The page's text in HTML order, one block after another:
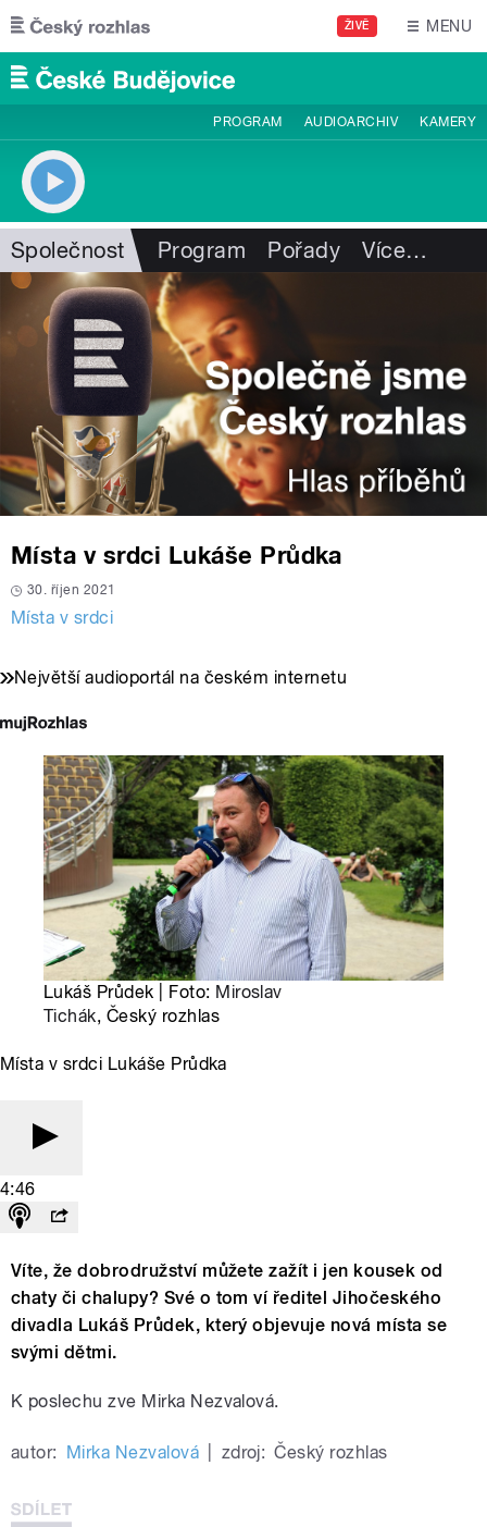
Přejít k hlavnímu obsahu
ŽIVĚ MENU
PROGRAM AUDIOARCHIV KAMERY
Společnost Program Pořady Více…
Místa v srdci Lukáše Průdka
30. říjen 2021
Místa v srdci
Největší audioportál na českém internetu
Lukáš Průdek | Foto: Miroslav
Tichák, Český rozhlas
Místa v srdci Lukáše Průdka
4:46
Víte, že dobrodružství můžete zažít i jen kousek od
chaty či chalupy? Své o tom ví ředitel Jihočeského
divadla Lukáš Průdek, který objevuje nová místa se
svými dětmi.
K poslechu zve Mirka Nezvalová.
autor: Mirka Nezvalová zdroj: Český rozhlas